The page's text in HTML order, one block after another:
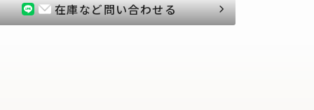
在庫など問い合わせる